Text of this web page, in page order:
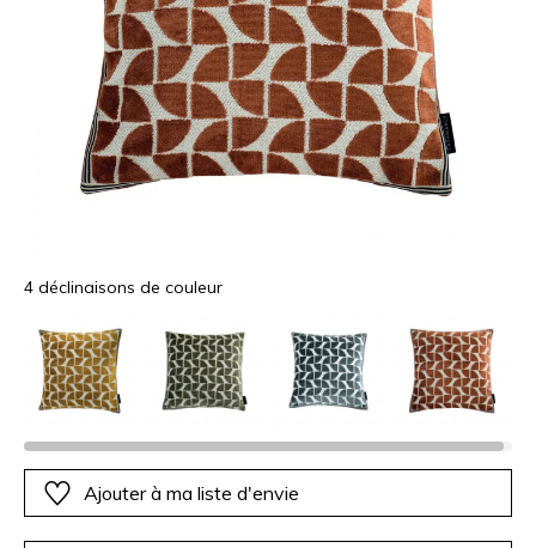
4 déclinaisons de couleur
Ajouter à ma liste d'envie